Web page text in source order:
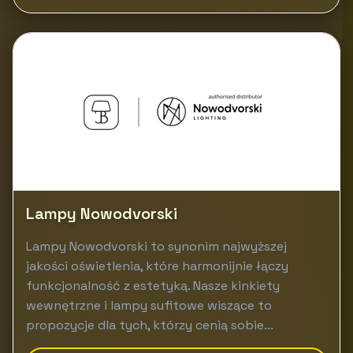
Lampy Nowodvorski
Lampy Nowodvorski to synonim najwyższej
jakości oświetlenia, które harmonijnie łączy
funkcjonalność z estetyką. Nasze kinkiety
wewnętrzne i lampy sufitowe wiszące to
propozycje dla tych, którzy cenią sobie...